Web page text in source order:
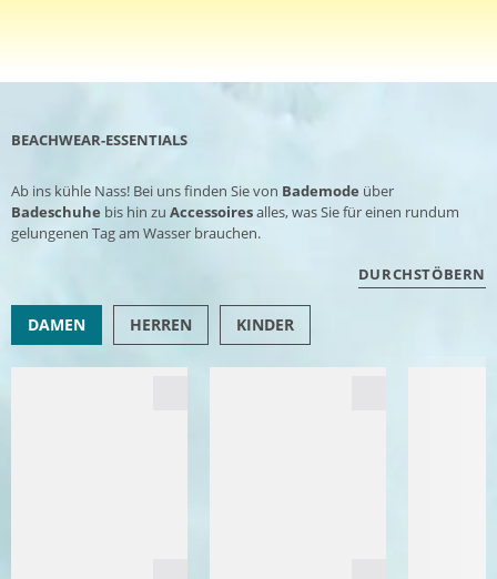
BEACHWEAR-ESSENTIALS
Ab ins kühle Nass! Bei uns finden Sie von Bademode über
Badeschuhe bis hin zu Accessoiresalles, was Sie für einen rundum
gelungenen Tag am Wasser brauchen.
DURCHSTÖBERN
DAMEN HERREN KINDER